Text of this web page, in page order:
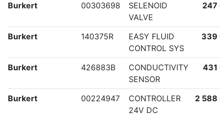
Burkert 00303698
SELENOID
VALVE
247
Burkert 140375R
EASY FLUID
CONTROL SYS
339
Burkert 426883B
CONDUCTIVITY
SENSOR
431
Burkert 00224947
CONTROLLER
24V DC
2 588